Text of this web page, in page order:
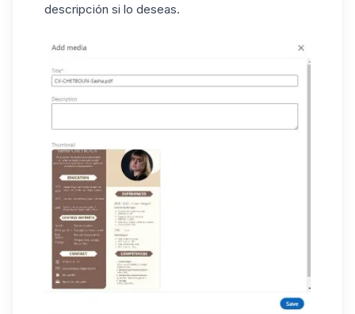
descripción si lo deseas.